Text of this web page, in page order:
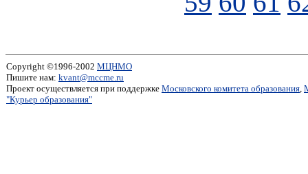
Copyright ©1996-2002 МЦНМО
Пишите нам: kvant@mccme.ru
Проект осуществляется при поддержке Московского комитета образования,
"Курьер образования"